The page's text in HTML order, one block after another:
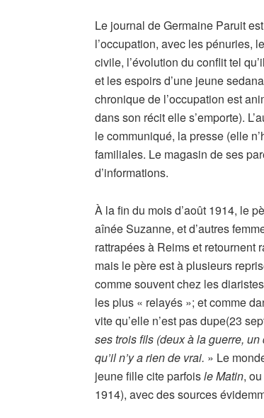
Le journal de Germaine Paruit
l’occupation, avec les pénuries,
civile, l’évolution du conflit tel
et les espoirs d’une jeune
chronique de l’occupation est
dans son récit elle s’emporte).
le communiqué, la presse (elle
familiales. Le magasin de ses
d’informations.
À la fin du mois d’août 1914, le
aînée Suzanne, et d’autres
rattrapées à Reims et retournent
mais le père est à plusieurs
comme souvent chez les
les plus « relayés »; et comme
vite qu’elle n’est pas dupe(23
ses trois fils (deux à la guerre,
qu’il n’y a rien de vrai. » Le
jeune fille cite parfoisle Matin,
1914), avec des sources